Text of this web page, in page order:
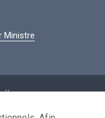
Ministre